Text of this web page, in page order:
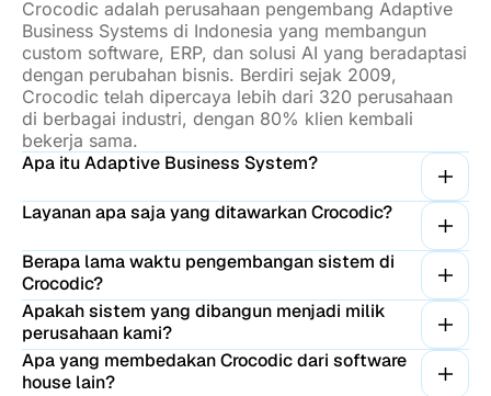
Crocodic adalah perusahaan pengembang Adaptive
Business Systems di Indonesia yang membangun
custom software, ERP, dan solusi AI yang beradaptasi
dengan perubahan bisnis. Berdiri sejak 2009,
Crocodic telah dipercaya lebih dari 320 perusahaan
di berbagai industri, dengan 80% klien kembali
bekerja sama.
Apa itu Adaptive Business System?
Layanan apa saja yang ditawarkan Crocodic?
Berapa lama waktu pengembangan sistem di
Crocodic?
Apakah sistem yang dibangun menjadi milik
perusahaan kami?
Apa yang membedakan Crocodic dari software
house lain?